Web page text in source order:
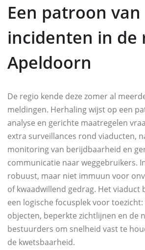
Een patroon van
incidenten in de
Apeldoorn
De regio kende deze zomer al
meldingen. Herhaling wijst op een
analyse en gerichte maatregelen
extra surveillances rond viaducten,
monitoring van berijdbaarheid en
communicatie naar weggebruikers.
robuust, maar niet immuun voor
of kwaadwillend gedrag. Het viaduct
een logische focusplek voor
objecten, beperkte zichtlijnen en de
bestuurders om snelheid vast te
de kwetsbaarheid.